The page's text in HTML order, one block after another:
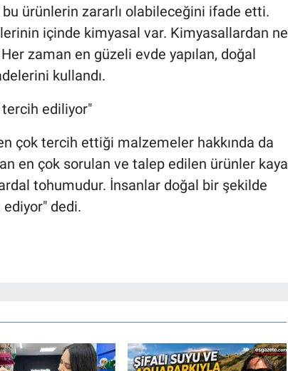
ürünlerin zararlı olabileceğini ifade etti.
içinde kimyasal var. Kimyasallardan ne
zaman en güzeli evde yapılan, doğal
kullandı.
tercih ediliyor"
çok tercih ettiği malzemeler hakkında da
en çok sorulan ve talep edilen ürünler kaya
tohumudur. İnsanlar doğal bir şekilde
dedi.